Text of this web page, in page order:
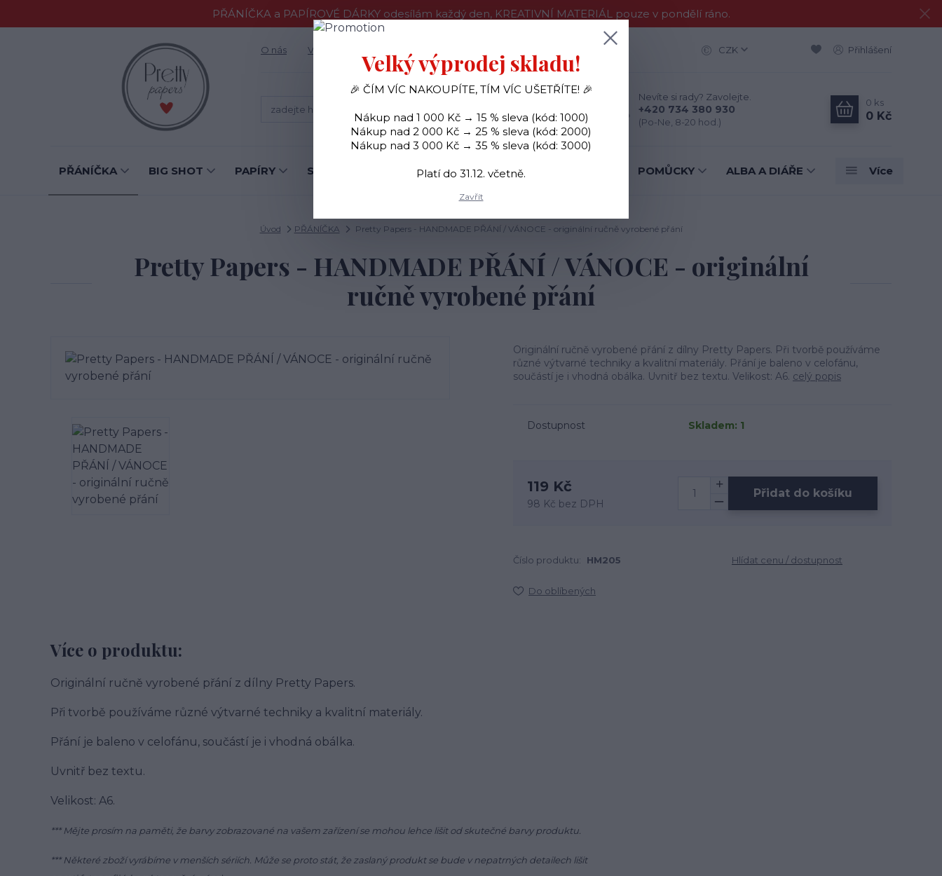
PŘÁNÍČKA a PAPÍROVÉ DÁRKY odesílám každý den, KREATIVNÍ MATERIÁL pouze v pondělí ráno.
O nás Vše o nákupu CZK Přihlášení
Nevíte si rady? Zavolejte.
+420 734 380 930
(Po-Ne, 8-20 hod.)
0 ks
0 Kč
PŘÁNÍČKA BIG SHOT PAPÍRY SAMOLEPKY OZDOBY RAZÍTKA POMŮCKY ALBA A DIÁŘE Více
Úvod PŘÁNÍČKA Pretty Papers - HANDMADE PŘÁNÍ / VÁNOCE - originální ručně vyrobené přání
Pretty Papers - HANDMADE PŘÁNÍ / VÁNOCE - originální
ručně vyrobené přání
Originální ručně vyrobené přání z dílny Pretty Papers. Při tvorbě používáme
různé výtvarné techniky a kvalitní materiály. Přání je baleno v celofánu,
součástí je i vhodná obálka. Uvnitř bez textu. Velikost: A6. celý popis
Dostupnost Skladem: 1
119 Kč
98 Kč bez DPH
Přidat do košíku
Číslo produktu: HM205 Hlídat cenu / dostupnost
Do oblíbených
Více o produktu:
Originální ručně vyrobené přání z dílny Pretty Papers.
Při tvorbě používáme různé výtvarné techniky a kvalitní materiály.
Přání je baleno v celofánu, součástí je i vhodná obálka.
Uvnitř bez textu.
Velikost: A6.
*** Mějte prosím na paměti, že barvy zobrazované na vašem zařízení se mohou lehce lišit od skutečné barvy produktu.
*** Některé zboží vyrábíme v menších sériích. Může se proto stát, že zaslaný produkt se bude v nepatrných detailech lišit
Velký výprodej skladu!
🎉 ČÍM VÍC NAKOUPÍTE, TÍM VÍC UŠETŘÍTE! 🎉
Nákup nad 1 000 Kč → 15 % sleva (kód: 1000)
Nákup nad 2 000 Kč → 25 % sleva (kód: 2000)
Nákup nad 3 000 Kč → 35 % sleva (kód: 3000)
Platí do 31.12. včetně.
Zavřít